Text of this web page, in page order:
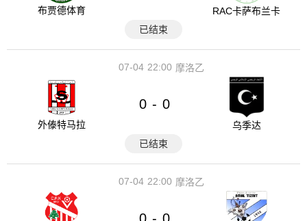
布贾德体育
RAC卡萨布兰卡
已结束
22:00
07-04 摩洛乙
外傣特马拉
0 - 0
乌季达
已结束
22:00
07-04 摩洛乙
0 0